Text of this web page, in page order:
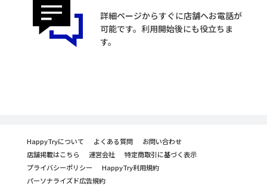
詳細ページからすぐに店舗へお電話が
可能です。利用開始後にも役立ちま
す。
HappyTryについて よくある質問
お問い合わせ
店舗掲載はこちら
運営会社
特定商取引に基づく表示
プライバシーポリシー
HappyTry利用規約
パーソナライズド広告規約